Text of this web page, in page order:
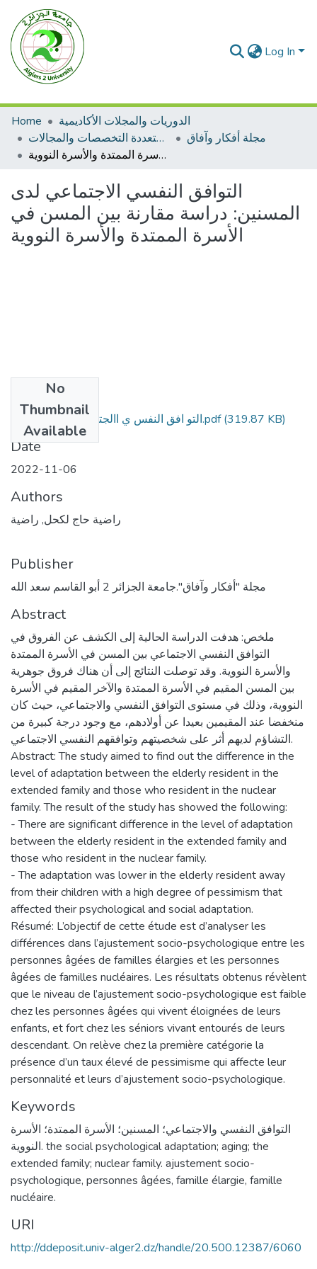
Log In
Home
الدوريات والمجلات الأكاديمية
مجلات متعددة التخصصات والمجالات
مجلة أفكار وآفاق
التوافق النفسي الاجتماعي لدى المسنين: دراسة مقارنة بين المسن في الأسرة الممتدة والأسرة النووية
التوافق النفسي الاجتماعي لدى
المسنين: دراسة مقارنة بين المسن في
الأسرة الممتدة والأسرة النووية
No
Thumbnail
Available
التو افق النفس ي االجتماعي لدى املسنين.pdf(319.87 KB)
Date
2022-11-06
Authors
راضية حاج لكحل, راضية
Publisher
مجلة "أفكار وآفاق".جامعة الجزائر 2 أبو القاسم سعد الله
Abstract
ملخص: هدفت الدراسة الحالية إلى الكشف عن الفروق في
التوافق النفسي الاجتماعي بين المسن في الأسرة الممتدة
والأسرة النووية. وقد توصلت النتائج إلى أن هناك فروق جوهرية
بين المسن المقيم في الأسرة الممتدة والآخر المقيم في الأسرة
النووية، وذلك في مستوى التوافق النفسي والاجتماعي، حيث كان
منخفضا عند المقيمين بعيدا عن أولادهم، مع وجود درجة كبيرة من
التشاؤم لديهم أثر على شخصيتهم وتوافقهم النفسي الاجتماعي.
Abstract: The study aimed to find out the difference in the
level of adaptation between the elderly resident in the
extended family and those who resident in the nuclear
family. The result of the study has showed the following:
- There are significant difference in the level of adaptation
between the elderly resident in the extended family and
those who resident in the nuclear family.
- The adaptation was lower in the elderly resident away
from their children with a high degree of pessimism that
affected their psychological and social adaptation.
Résumé: L’objectif de cette étude est d’analyser les
différences dans l’ajustement socio-psychologique entre les
personnes âgées de familles élargies et les personnes
âgées de familles nucléaires. Les résultats obtenus révèlent
que le niveau de l’ajustement socio-psychologique est faible
chez les personnes âgées qui vivent éloignées de leurs
enfants, et fort chez les séniors vivant entourés de leurs
descendant. On relève chez la première catégorie la
présence d’un taux élevé de pessimisme qui affecte leur
personnalité et leurs d’ajustement socio-psychologique.
Keywords
التوافق النفسي والاجتماعي؛ المسنين؛ الأسرة الممتدة؛ الأسرة
النووية. the social psychological adaptation; aging; the
extended family; nuclear family. ajustement socio-
psychologique, personnes âgées, famille élargie, famille
nucléaire.
URI
http://ddeposit.univ-alger2.dz/handle/20.500.12387/6060